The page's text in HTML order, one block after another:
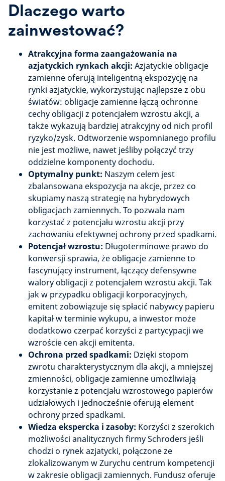
Dlaczego warto
zainwestować?
Atrakcyjna forma zaangażowania na
azjatyckich rynkach akcji: Azjatyckie obligacje
zamienne oferują inteligentną ekspozycję na
rynki azjatyckie, wykorzystując najlepsze z obu
światów: obligacje zamienne łączą ochronne
cechy obligacji z potencjałem wzrostu akcji, a
także wykazują bardziej atrakcyjny od nich profil
ryzyko/zysk. Odtworzenie wspomnianego profilu
nie jest możliwe, nawet jeśliby połączyć trzy
oddzielne komponenty dochodu.
Optymalny punkt: Naszym celem jest
zbalansowana ekspozycja na akcje, przez co
skupiamy naszą strategię na hybrydowych
obligacjach zamiennych. To pozwala nam
korzystać z potencjału wzrostu akcji przy
zachowaniu efektywnej ochrony przed spadkami.
Potencjał wzrostu: Długoterminowe prawo do
konwersji sprawia, że obligacje zamienne to
fascynujący instrument, łączący defensywne
walory obligacji z potencjałem wzrostu akcji. Tak
jak w przypadku obligacji korporacyjnych,
emitent zobowiązuje się spłacić nabywcy papieru
kapitał w terminie wykupu, a inwestor może
dodatkowo czerpać korzyści z partycypacji we
wzroście cen akcji emitenta.
Ochrona przed spadkami: Dzięki stopom
zwrotu charakterystycznym dla akcji, a mniejszej
zmienności, obligacje zamienne umożliwiają
korzystanie z potencjału wzrostowego papierów
udziałowych i jednocześnie oferują element
ochrony przed spadkami.
Wiedza ekspercka i zasoby: Korzyści z szerokich
możliwości analitycznych firmy Schroders jeśli
chodzi o rynek azjatycki, połączone ze
zlokalizowanym w Zurychu centrum kompetencji
w zakresie obligacji zamiennych. Fundusz oferuje